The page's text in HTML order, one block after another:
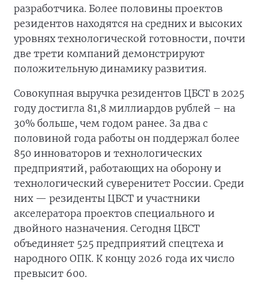
разработчика. Более половины проектов
резидентов находятся на средних и высоких
уровнях технологической готовности, почти
две трети компаний демонстрируют
положительную динамику развития.
Совокупная выручка резидентов ЦБСТ в 2025
году достигла 81,8 миллиардов рублей – на
30% больше, чем годом ранее. За два с
половиной года работы он поддержал более
850 инноваторов и технологических
предприятий, работающих на оборону и
технологический суверенитет России. Среди
них — резиденты ЦБСТ и участники
акселератора проектов специального и
двойного назначения. Сегодня ЦБСТ
объединяет 525 предприятий спецтеха и
народного ОПК. К концу 2026 года их число
превысит 600.